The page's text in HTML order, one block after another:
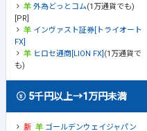
外為どっとコム(1万通貨でも)
[PR]
インヴァスト証券[トライオート
FX]
ヒロセ通商[LION FX] (1万通貨で
も)
5千円以上→1万円未満
ゴールデンウェイジャパン